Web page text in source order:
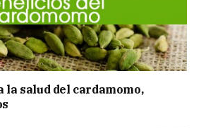
la salud del cardamomo,